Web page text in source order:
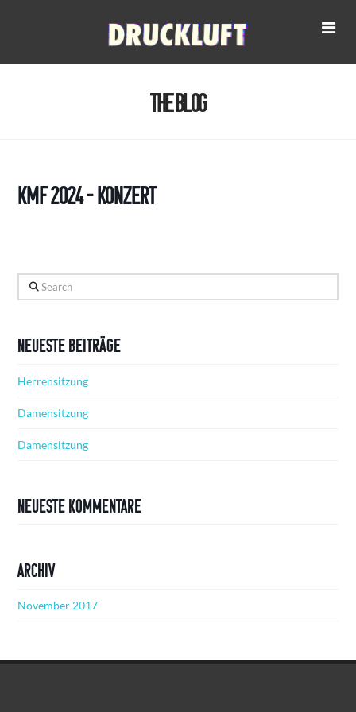
The Blog
KMF 2024 – Konzert
Search
Neueste Beiträge
Herrensitzung
Damensitzung
Damensitzung
Neueste Kommentare
Archiv
November 2017